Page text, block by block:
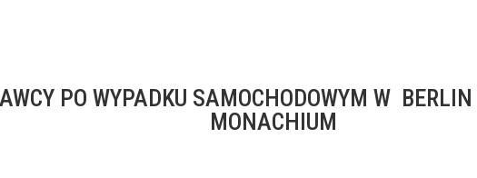
PO WYPADKU SAMOCHODOWYM W
MONACHIUM